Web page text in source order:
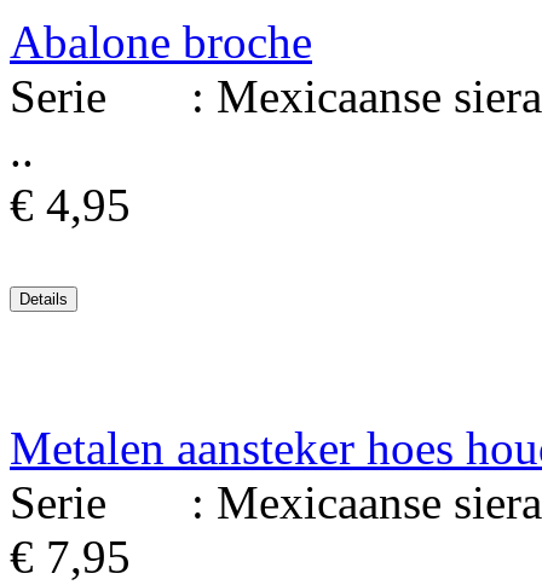
Abalone broche
Serie : Mexicaanse
..
€ 4,95
Metalen aansteker hoes
Serie : Mexicaanse
€ 7,95